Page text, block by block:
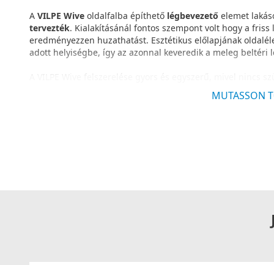
A VILPE Wive oldalfalba építhető légbevezető elemet
tervezték. Kialakításánál fontos szempont volt hogy a
eredményezzen huzathatást. Esztétikus előlapjának
adott helyiségbe, így az azonnal keveredik a meleg beltéri
Nagyobb falvastagság esetén a termék dobozában
meghosszabbítható lehet (opcionálisan rendelhető
legtöbb régebbi típusú légbevezetésre kialakított rendszer
, mivel nincs
MUTASSON